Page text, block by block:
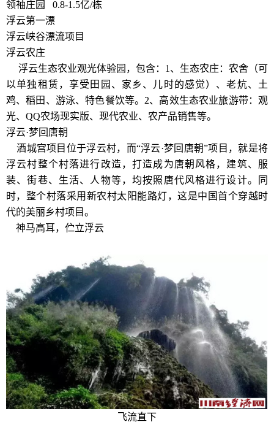
领袖庄园 0.8-1.5亿/栋
浮云第一漂
浮云峡谷漂流项目
浮云农庄
浮云生态农业观光体验园，包含：1、生态农庄：农舍（可
以单独租赁，享受田园、家乡、儿时的感觉）、老炕、土
鸡、稻田、游泳、特色餐饮等。2、高效生态农业旅游带：观
光、QQ农场现实版、现代农业、农产品销售等。
浮云·梦回唐朝
酒城宫项目位于浮云村，而“浮云·梦回唐朝”项目，就是将
浮云村整个村落进行改造，打造成为唐朝风格，建筑、服
装、街巷、生活、人物等，均按照唐代风格进行设计。同
时，整个村落采用新农村太阳能路灯，这是中国首个穿越时
代的美丽乡村项目。
神马高耳，伫立浮云
飞流直下